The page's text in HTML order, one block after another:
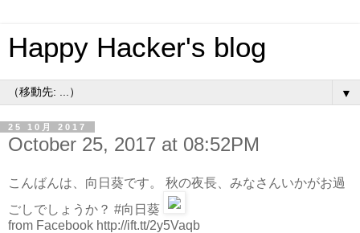
Happy Hacker's blog
▼
25 10月 2017
October 25, 2017 at 08:52PM
こんばんは、向日葵です。 秋の夜長、みなさんいかがお過
ごしでしょうか？ #向日葵
from Facebook http://ift.tt/2y5Vaqb